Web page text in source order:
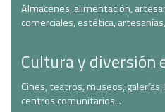
Almacenes, alimentación,
comerciales, estética,
Cultura y diversión
Cines, teatros, museos,
centros comunitarios...